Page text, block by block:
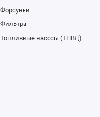
Форсунки
Фильтра
Топливные насосы (ТНВД)